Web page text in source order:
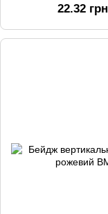
22.32 грн